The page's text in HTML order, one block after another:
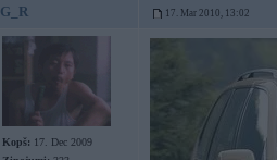
G_R 17. Mar 2010, 13:02
Kopš: 17. Dec 2009